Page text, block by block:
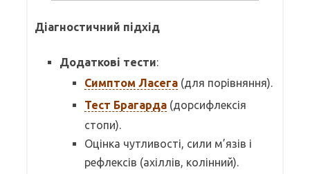
Діагностичний підхід
Додаткові тести:
Симптом Ласега (для порівняння).
Тест Брагарда (дорсифлексія
стопи).
Оцінка чутливості, сили м’язів і
рефлексів (ахіллів, колінний).